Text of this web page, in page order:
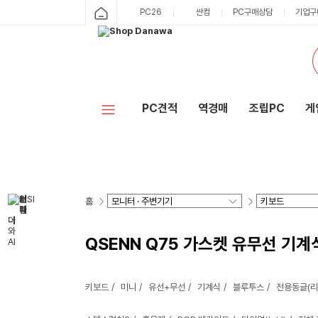
PC26 싼컴 PC구매상담 기업
PC견적 역경매 조립PC 게
홈
QSENN Q75 가스켓 유무선 기계
키보드 미니 유선+무선 기계식 블루투스 전용동글(